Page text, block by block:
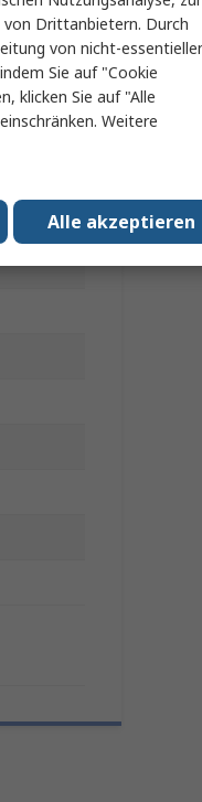
von Drittanbietern. Durch
von nicht-
Sie auf "Cookie
klicken Sie auf "Alle
Weitere
Alle akzeptieren